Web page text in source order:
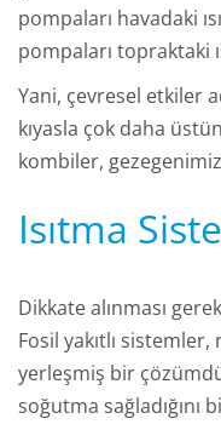
pompaları havadaki
pompaları topraktaki
Yani, çevresel etkiler
kıyasla çok daha
kombiler,
Isıtma
Dikkate alınması
Fosil yakıtlı
yerleşmiş bir
soğutma sağladığını